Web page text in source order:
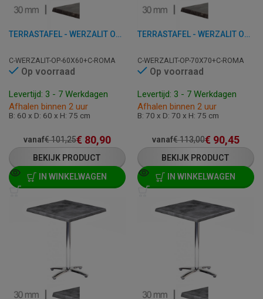
TERRASTAFEL - WERZALIT OLD PINE - 60X60 CM
C-WERZALIT-OP-60X60+C-ROMA
Op voorraad
Levertijd: 3 - 7 Werkdagen
Afhalen binnen 2 uur
B: 60 x D: 60 x H: 75 cm
vanaf€101,25€ 80,90
BEKIJK PRODUCT
IN WINKELWAGEN
TERRASTAFEL - WERZALIT OLD PINE - 70X70 CM
C-WERZALIT-OP-70X70+C-ROMA
Op voorraad
Levertijd: 3 - 7 Werkdagen
Afhalen binnen 2 uur
B: 70 x D: 70 x H: 75 cm
vanaf€113,00€ 90,45
BEKIJK PRODUCT
IN WINKELWAGEN